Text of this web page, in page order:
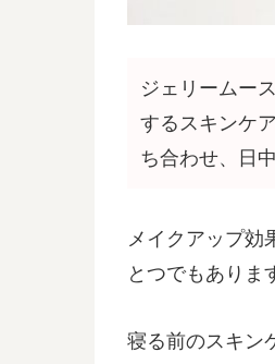
ジェリームー
するスキンケ
ち合わせ、日
メイクアップ効
とつでもありま
寝る前のスキン